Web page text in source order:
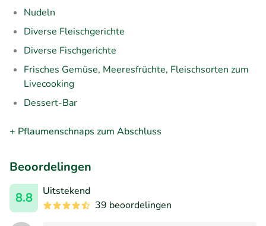
Nudeln
Diverse Fleischgerichte
Diverse Fischgerichte
Frisches Gemüse, Meeresfrüchte, Fleischsorten zum
Livecooking
Dessert-Bar
+ Pflaumenschnaps zum Abschluss
Beoordelingen
8.8
Uitstekend
39 beoordelingen